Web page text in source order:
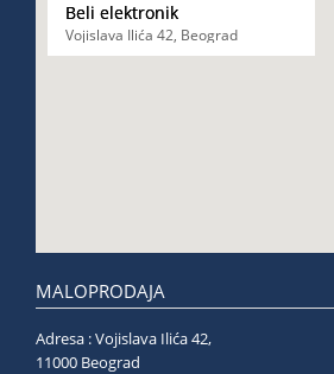
Beli elektronik
Vojislava Ilića 42, Beograd
MALOPRODAJA
Adresa : Vojislava Ilića 42,
11000 Beograd